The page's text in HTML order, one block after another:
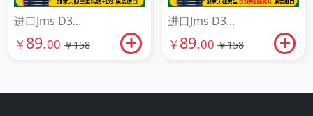
进口Jms D3...
￥ 89.00 ￥158
进口Jms D3...
￥ 89.00 ￥158